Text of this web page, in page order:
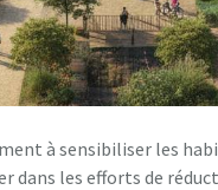
à sensibiliser les
dans les efforts de